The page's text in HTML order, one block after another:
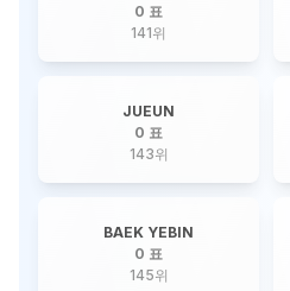
0 표
141위
JUEUN
0 표
143위
BAEK YEBIN
0 표
145위